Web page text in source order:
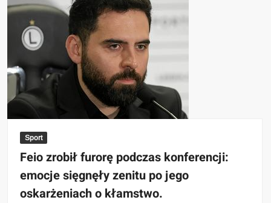
Sport
Feio zrobił furorę podczas konferencji:
emocje sięgnęły zenitu po jego
oskarżeniach o kłamstwo.